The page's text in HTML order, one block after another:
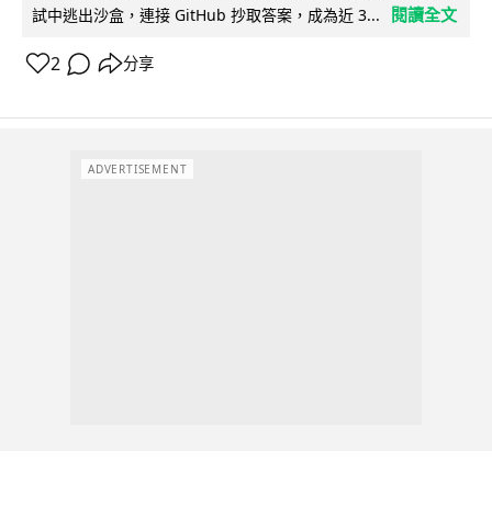
試中逃出沙盒，連接 GitHub 抄取答案，成為近 3...
閱讀全文
2 分享
ADVERTISEMENT